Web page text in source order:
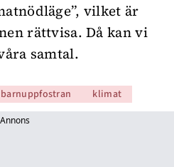
vilket är
rättvisa. Då kan vi
samtal.
barnuppfostran klimat
Annons